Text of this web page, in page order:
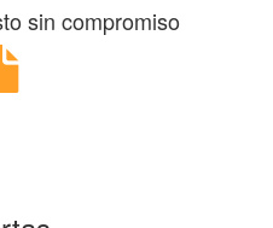
sin compromiso